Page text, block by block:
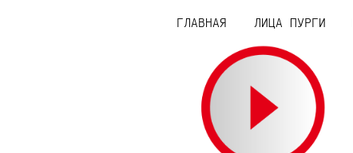
ГЛАВНАЯ (current)
ЛИЦА ПУРГИ